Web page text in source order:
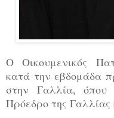
Ο Οικουμενικός
κατά την εβδομάδα
στην Γαλλία,
Πρόεδρο της